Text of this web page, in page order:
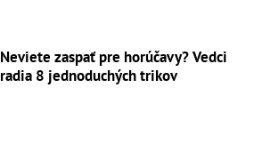
Neviete zaspať pre horúčavy? Vedci
radia 8 jednoduchých trikov